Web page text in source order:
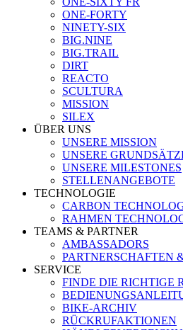
ONE-FORTY
NINETY-SIX
BIG.NINE
BIG.TRAIL
DIRT
REACTO
SCULTURA
MISSION
SILEX
ÜBER UNS
UNSERE MISSION
UNSERE
UNSERE MILESTONES
STELLENANGEBOTE
TECHNOLOGIE
CARBON
RAHMEN
TEAMS & PARTNER
AMBASSADORS
PARTNERSCHAFTEN
SERVICE
FINDE DIE RICHTIGE
BIKE-ARCHIV
RÜCKRUFAKTIONEN